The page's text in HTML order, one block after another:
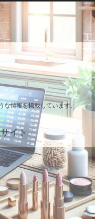
情報を掲載しています。
イト